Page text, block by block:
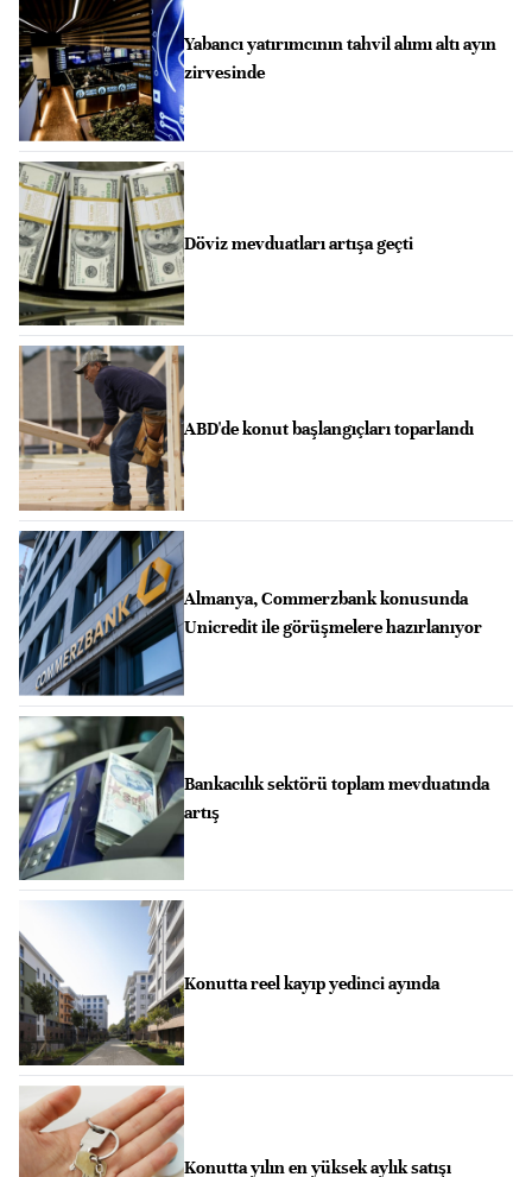
Yabancı yatırımcının tahvil alımı altı ayın
zirvesinde
Döviz mevduatları artışa geçti
ABD'de konut başlangıçları toparlandı
Almanya, Commerzbank konusunda
Unicredit ile görüşmelere hazırlanıyor
Bankacılık sektörü toplam mevduatında
artış
Konutta reel kayıp yedinci ayında
Konutta yılın en yüksek aylık satışı